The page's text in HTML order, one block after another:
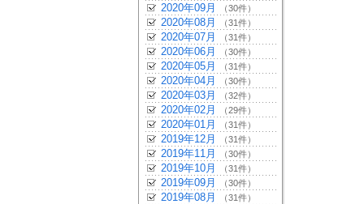
2020年09月 （30件）
2020年08月 （31件）
2020年07月 （31件）
2020年06月 （30件）
2020年05月 （31件）
2020年04月 （30件）
2020年03月 （32件）
2020年02月 （29件）
2020年01月 （31件）
2019年12月 （31件）
2019年11月 （30件）
2019年10月 （31件）
2019年09月 （30件）
2019年08月 （31件）